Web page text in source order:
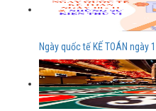
Ngày quốc tế KẾ TOÁN